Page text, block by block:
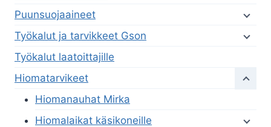
Puunsuojaaineet
Työkalut ja tarvikkeet Gson
Työkalut laatoittajille
Hiomatarvikeet
Hiomanauhat Mirka
Hiomalaikat käsikoneille